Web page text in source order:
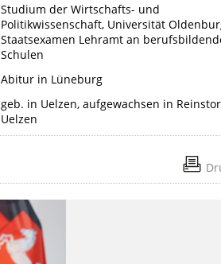
Studium der Wirtschafts- und
Politikwissenschaft, Universität
Staatsexamen Lehramt an
Schulen
Abitur in Lüneburg
geb. in Uelzen,aufgewachsen in
Uelzen